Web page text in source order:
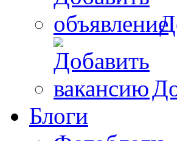
Блоги